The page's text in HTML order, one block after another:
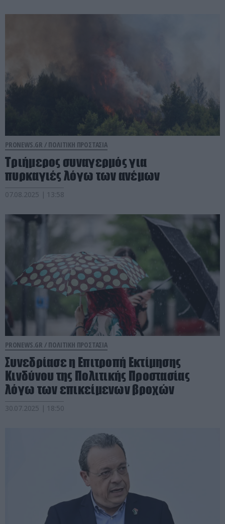
PRONEWS.GR / ΠΟΛΙΤΙΚΗ ΠΡΟΣΤΑΣΙΑ
Τριήμερος συναγερμός για
πυρκαγιές λόγω των ανέμων
07.08.2025 | 13:58
PRONEWS.GR / ΠΟΛΙΤΙΚΗ ΠΡΟΣΤΑΣΙΑ
Συνεδρίασε η Επιτροπή Εκτίμησης
Κινδύνου της Πολιτικής Προστασίας
λόγω των επικείμενων βροχών
30.07.2025 | 18:50